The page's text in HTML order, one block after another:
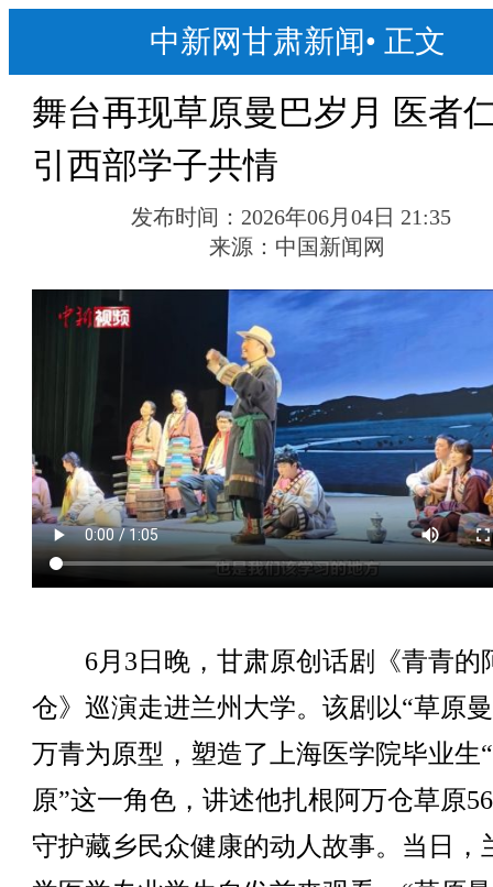
中新网甘肃新闻• 正文
舞台再现草原曼巴岁月 医者
引西部学子共情
发布时间： 2026年06月04日 21:35
来源： 中国新闻网
6月3日晚，甘肃原创话剧《青青的
仓》巡演走进兰州大学。该剧以“草原
万青为原型，塑造了上海医学院毕业生
原”这一角色，讲述他扎根阿万仓草原
守护藏乡民众健康的动人故事。当日，